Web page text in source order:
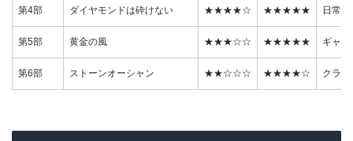
第4部 ダイヤモンドは砕けない ★★★★☆ ★★★★★ 日常
第5部 黄金の風 ★★★☆☆ ★★★★★ ギャ
第6部 ストーンオーシャン ★★☆☆☆ ★★★★☆ クラ